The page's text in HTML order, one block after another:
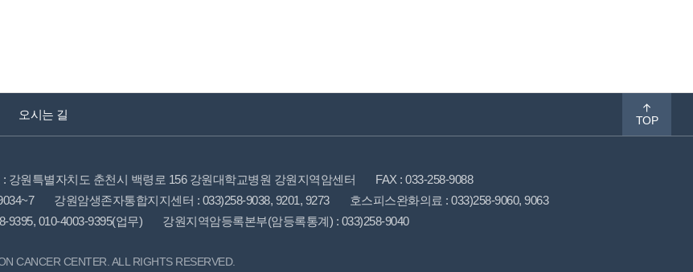
오시는 길 TOP
: 강원특별자치도 춘천시 백령로 156 강원대학교병원 강원지역암센터
FAX : 033-258-9088
강원암생존자통합지지센터 : 033)258-9038, 9201, 9273
호스피스완화의료 : 033)258-9060, 9063
9395, 010-4003-9395(업무)
강원지역암등록본부(암등록통계) : 033)258-9040
CANCER CENTER. ALL RIGHTS RESERVED.